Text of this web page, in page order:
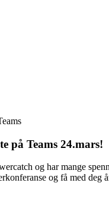
på Teams 24.mars!
og har mange
og få med deg